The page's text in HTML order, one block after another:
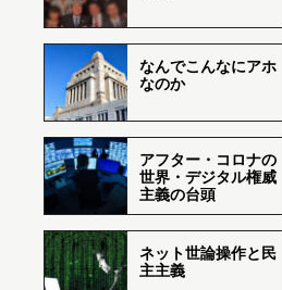
なんでこんなにアホ
なのか
アフター・コロナの
世界・デジタル権威
主義の台頭
ネット世論操作と民
主主義